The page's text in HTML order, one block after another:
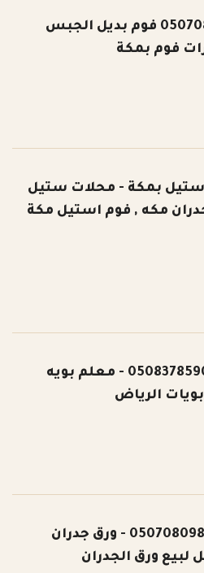
معلم فوم مكه - 0507080987 فوم بديل الجبس
فوم بمكة
بمكة - محلات ستيل
مكه , فوم استيل مكة
معلم دهانات الرياض 0508378590 - معلم بويه
الرياض
معلم ورق جدران مكه 0507080987 - ورق جدران
ورق الجدران